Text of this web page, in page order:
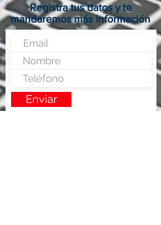
Registra tus datos y te
mandaremos más información
Nunca fue tan fácil montar un negocio
Enviar